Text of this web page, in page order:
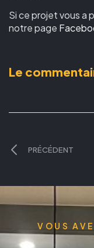
Si ce projet vous a
notre page
Le
PRÉCÉDENT
VOUS